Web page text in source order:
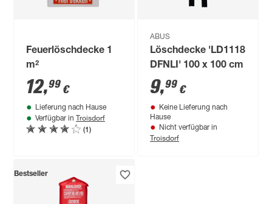
Feuerlöschdecke 1
m²
12,99 €
Lieferung nach Hause
Verfügbar in Troisdorf
(1)
ABUS
Löschdecke 'LD1118
DFNLI' 100 x 100 cm
9,99 €
Keine Lieferung nach
Hause
Nicht verfügbar in
Troisdorf
Bestseller